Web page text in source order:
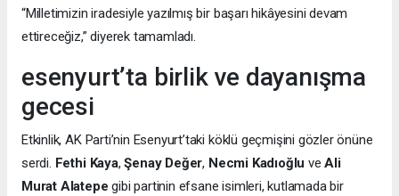
“Milletimizin iradesiyle yazılmış bir başarı hikâyesini devam
ettireceğiz,” diyerek tamamladı.
esenyurt’ta birlik ve dayanışma
gecesi
Etkinlik, AK Parti’nin Esenyurt’taki köklü geçmişini gözler önüne
serdi. Fethi Kaya,Şenay Değer, Necmi Kadıoğlu veAli
Murat Alatepe gibi partinin efsane isimleri, kutlamada bir